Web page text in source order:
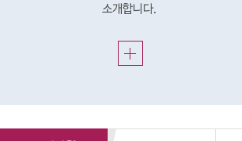
소개합니다.